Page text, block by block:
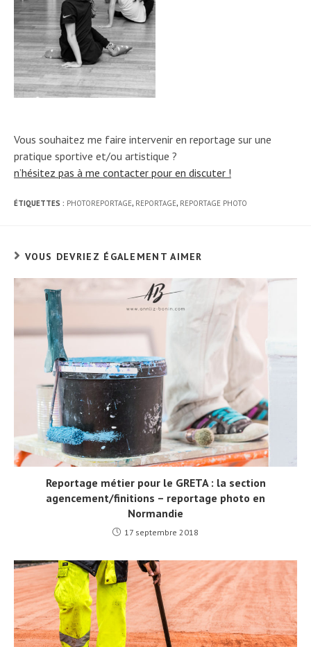
Vous souhaitez me faire intervenir en reportage sur une
pratique sportive et/ou artistique ?
n’hésitez pas à me contacter pour en discuter !
ÉTIQUETTES : PHOTOREPORTAGE, REPORTAGE, REPORTAGE PHOTO
VOUS DEVRIEZ ÉGALEMENT AIMER
Reportage métier pour le GRETA : la section
agencement/finitions – reportage photo en
Normandie
17 septembre 2018